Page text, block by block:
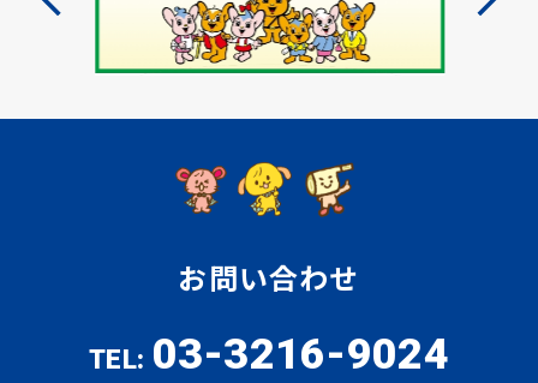
お問い合わせ
TEL: 03-3216-9024